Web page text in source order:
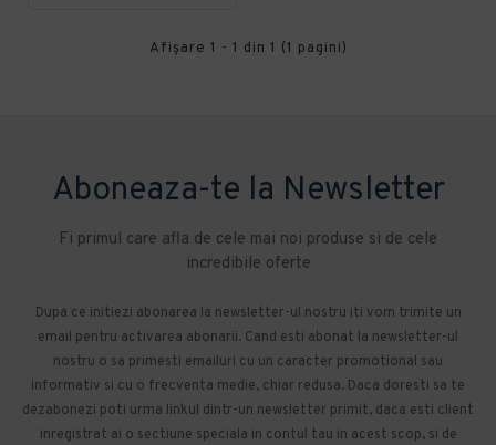
Afişare 1 - 1 din 1 (1 pagini)
Aboneaza-te la Newsletter
Fi primul care afla de cele mai noi produse si de cele
incredibile oferte
Dupa ce initiezi abonarea la newsletter-ul nostru iti vom trimite un
email pentru activarea abonarii. Cand esti abonat la newsletter-ul
nostru o sa primesti emailuri cu un caracter promotional sau
informativ si cu o frecventa medie, chiar redusa. Daca doresti sa te
dezabonezi poti urma linkul dintr-un newsletter primit, daca esti client
inregistrat ai o sectiune speciala in contul tau in acest scop, si de